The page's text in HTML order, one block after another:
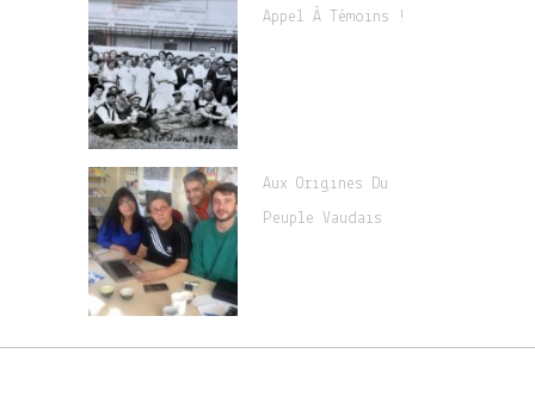
Appel À Témoins !
Aux Origines Du
Peuple Vaudais